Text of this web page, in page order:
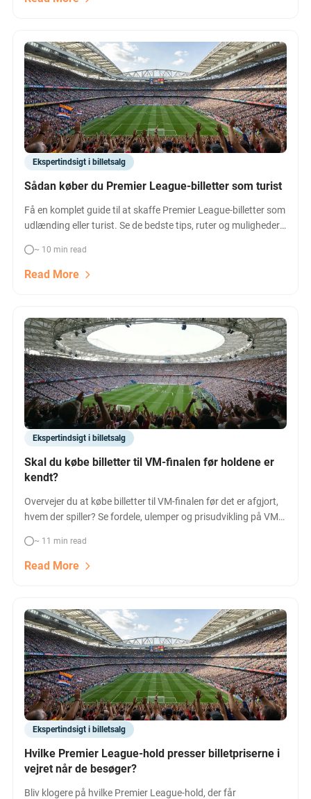
Ekspertindsigt i billetsalg
Sådan køber du Premier League-billetter som turist
Få en komplet guide til at skaffe Premier League-billetter som
udlænding eller turist. Se de bedste tips, ruter og muligheder
~ 10 min read
Read More
Ekspertindsigt i billetsalg
Skal du købe billetter til VM-finalen før holdene er
kendt?
Overvejer du at købe billetter til VM-finalen før det er afgjort,
hvem der spiller? Se fordele, ulemper og prisudvikling på VM-
~ 11 min read
Read More
Ekspertindsigt i billetsalg
Hvilke Premier League-hold presser billetpriserne i
vejret når de besøger?
Bliv klogere på hvilke Premier League-hold, der får